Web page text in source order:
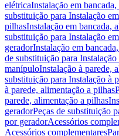
elétricaInstalação em
substituição para Instalação
pilhasInstalação em bancada,
substituição para Instalação
geradorInstalação em
de substituição para
manípuloInstalação à parede,
substituição para Instalação à
à parede, alimentação a pilhas
parede, alimentação a pilhas
geradorPeças de substituição
por geradorAcessórios
Acessórios complementares